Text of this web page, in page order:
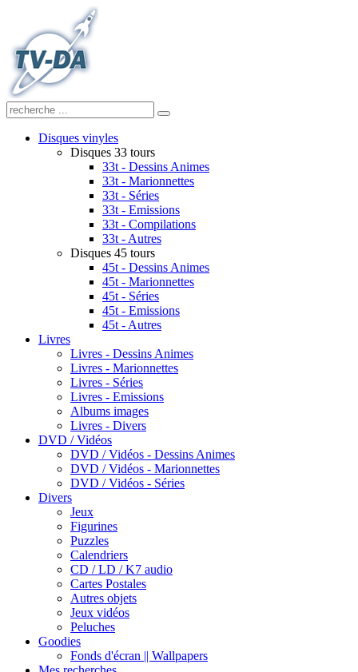
Disques vinyles
Disques 33 tours
33t - Dessins Animes
33t - Marionnettes
33t - Séries
33t - Emissions
33t - Compilations
33t - Autres
Disques 45 tours
45t - Dessins Animes
45t - Marionnettes
45t - Séries
45t - Emissions
45t - Autres
Livres
Livres - Dessins Animes
Livres - Marionnettes
Livres - Séries
Livres - Emissions
Albums images
Livres - Divers
DVD / Vidéos
DVD / Vidéos - Dessins Animes
DVD / Vidéos - Marionnettes
DVD / Vidéos - Séries
Divers
Jeux
Figurines
Puzzles
Calendriers
CD / LD / K7 audio
Cartes Postales
Autres objets
Jeux vidéos
Peluches
Goodies
Fonds d'écran || Wallpapers